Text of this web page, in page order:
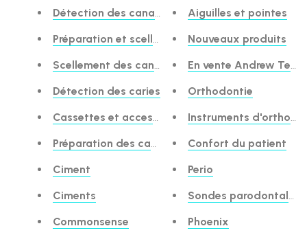
Détection des canaux
Préparation et scellement des canaux
Scellement des canaux
Détection des caries
Cassettes et accessoires
Préparation des cavités et désensibilisateurs
Ciment
Ciments
Commonsense
Aiguilles et pointes
Nouveaux produits
En vente Andrew Test
Orthodontie
Instruments
Confort du patient
Perio
Sondes parodontales
Phoenix